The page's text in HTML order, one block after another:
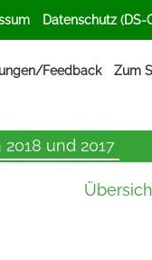
Datenschutz (DS-
Feedback Zum
und 2017